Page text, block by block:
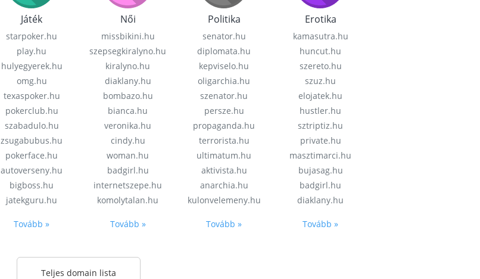
Játék
starpoker.hu
play.hu
hulyegyerek.hu
omg.hu
texaspoker.hu
pokerclub.hu
szabadulo.hu
zsugabubus.hu
pokerface.hu
autoverseny.hu
bigboss.hu
jatekguru.hu
Tovább »
Női
missbikini.hu
szepsegkiralyno.hu
kiralyno.hu
diaklany.hu
bombazo.hu
bianca.hu
veronika.hu
cindy.hu
woman.hu
badgirl.hu
internetszepe.hu
komolytalan.hu
Tovább »
Politika
senator.hu
diplomata.hu
kepviselo.hu
oligarchia.hu
szenator.hu
persze.hu
propaganda.hu
terrorista.hu
ultimatum.hu
aktivista.hu
anarchia.hu
kulonvelemeny.hu
Tovább »
Erotika
kamasutra.hu
huncut.hu
szereto.hu
szuz.hu
elojatek.hu
hustler.hu
sztriptiz.hu
private.hu
masztimarci.hu
bujasag.hu
badgirl.hu
diaklany.hu
Tovább »
Teljes domain lista